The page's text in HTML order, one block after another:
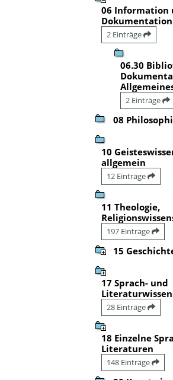
06 Information
Dokumentation
2 Einträge
06.30
2 Einträge
08
10
allgemein
12 Einträge
11 Theologie,
197 Einträge
15
17 Sprach- und
28 Einträge
18 Einzelne
Literaturen
148 Einträge